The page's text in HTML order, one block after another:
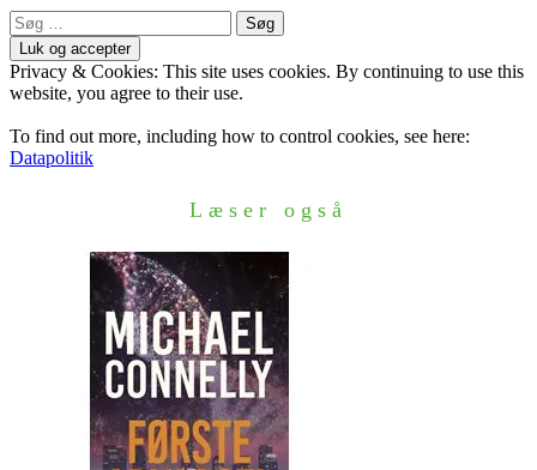
Søg
efter:
Privacy & Cookies: This site uses cookies. By continuing to use this
website, you agree to their use.
To find out more, including how to control cookies, see here:
Datapolitik
Læser også